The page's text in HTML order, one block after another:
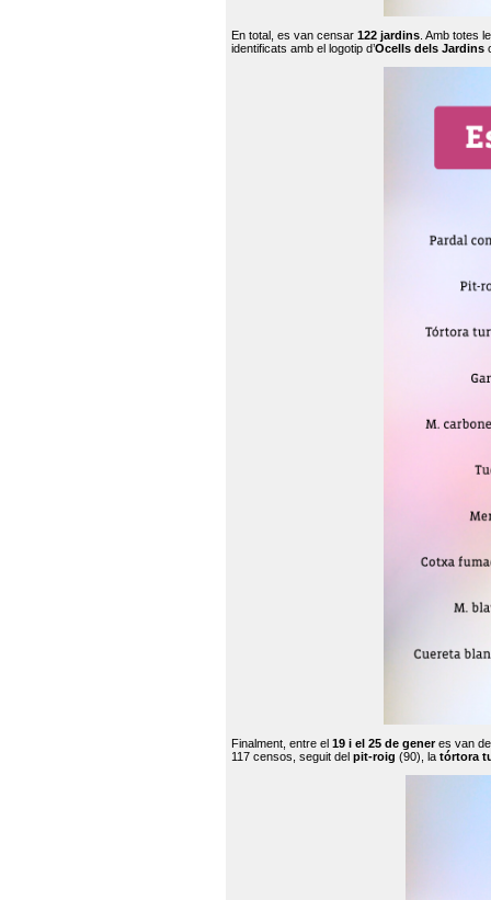
En total, es van censar 122 jardins . Amb totes
identificats amb el logotip d’Ocells dels Jardins
Finalment, entre el 19 i el 25 de generes van
117 censos, seguit del pit-roig (90), la tórtora